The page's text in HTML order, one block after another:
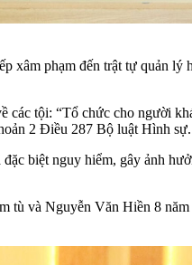
phạm đến trật tự quản
tội: “Tổ chức cho người
2 Điều 287 Bộ luật Hình sự.
biệt nguy hiểm, gây ảnh
và Nguyễn Văn Hiền 8